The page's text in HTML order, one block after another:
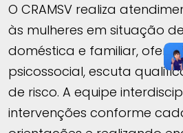
O CRAMSV realiza
às mulheres em situação
doméstica e familiar,
psicossocial, escuta
de risco. A equipe
intervenções conforme